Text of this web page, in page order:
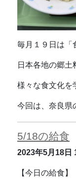
毎月１９日は「
日本各地の郷土
様々な食文化を
今回は、奈良県
5/18の給食
2023年5月18日
【今日の給食】